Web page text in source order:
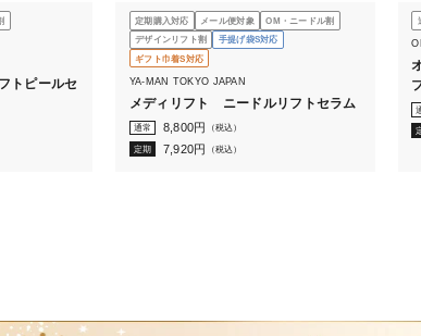
トピールセ
定期購入対応 メール便対象
OM・ニードル割
デザインリフト割
手提げ袋S対応
ギフト巾着S対応
YA-MAN TOKYO JAPAN
メディリフト ニードルリフトセラム
通常 8,800円
（税込）
定期
7,920円 （税込）